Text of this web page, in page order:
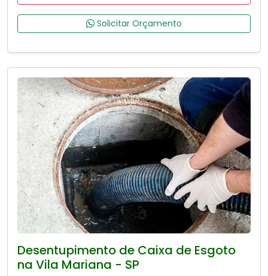
Solicitar Orçamento
Desentupimento de Caixa de Esgoto
na Vila Mariana - SP